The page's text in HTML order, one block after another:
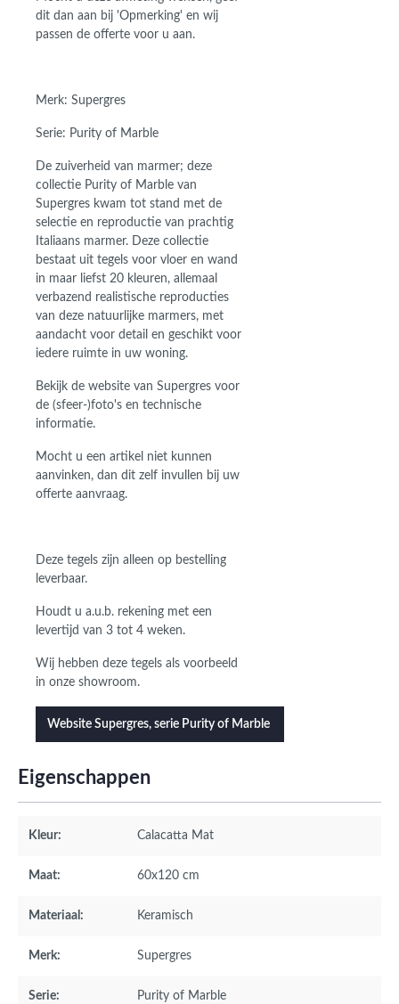
dit dan aan bij 'Opmerking' en wij
passen de offerte voor u aan.
Merk: Supergres
Serie: Purity of Marble
De zuiverheid van marmer; deze
collectie Purity of Marble van
Supergres kwam tot stand met de
selectie en reproductie van prachtig
Italiaans marmer. Deze collectie
bestaat uit tegels voor vloer en wand
in maar liefst 20 kleuren, allemaal
verbazend realistische reproducties
van deze natuurlijke marmers, met
aandacht voor detail en geschikt voor
iedere ruimte in uw woning.
Bekijk de website van Supergres voor
de (sfeer-)foto's en technische
informatie.
Mocht u een artikel niet kunnen
aanvinken, dan dit zelf invullen bij uw
offerte aanvraag.
Deze tegels zijn alleen op bestelling
leverbaar.
Houdt u a.u.b. rekening met een
levertijd van 3 tot 4 weken.
Wij hebben deze tegels als voorbeeld
in onze showroom.
Website Supergres, serie Purity of Marble
Eigenschappen
Kleur: Calacatta Mat
Maat: 60x120 cm
Materiaal: Keramisch
Merk: Supergres
Serie: Purity of Marble